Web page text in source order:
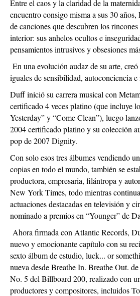
Entre el caos y la claridad de la
encuentro consigo misma a sus 30
de canciones que descubren los
interior: sus anhelos ocultos e
pensamientos intrusivos y obsesiones
En una evolución audaz de su arte,
iguales de sensibilidad, autoconciencia
Duff inició su carrera musical con
certificado 4 veces platino (que incluye
Yesterday” y “Come Clean”), luego
2004 certificado platino y su colección
pop de 2007 Dignity.
Con solo esos tres álbumes vendiendo
copias en todo el mundo, también se
productora, empresaria, filántropa y
New York Times, todo mientras
actuaciones destacadas en televisión y
nominado a premios en “Younger” de
Ahora firmada con Atlantic Records,
nuevo y emocionante capítulo con su
sexto álbum de estudio, luck... or
nueva desde Breathe In. Breathe Out.
No. 5 del Billboard 200, realizado con
productores y compositores, incluidos